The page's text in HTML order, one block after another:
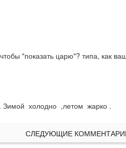
"показать царю"? типа, как
Зимой  холодно  ,летом  жарко .
СЛЕДУЮЩИЕ